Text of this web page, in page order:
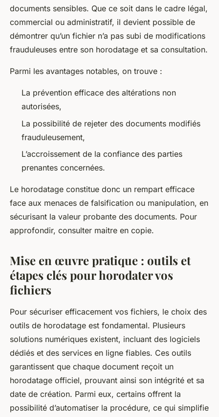
documents sensibles. Que ce soit dans le cadre légal,
commercial ou administratif, il devient possible de
démontrer qu’un fichier n’a pas subi de modifications
frauduleuses entre son horodatage et sa consultation.
Parmi les avantages notables, on trouve :
La prévention efficace des altérations non
autorisées,
La possibilité de rejeter des documents modifiés
frauduleusement,
L’accroissement de la confiance des parties
prenantes concernées.
Le horodatage constitue donc un rempart efficace
face aux menaces de falsification ou manipulation, en
sécurisant la valeur probante des documents. Pour
approfondir, consulter maitre en copie.
Mise en œuvre pratique : outils et
étapes clés pour horodater vos
fichiers
Pour sécuriser efficacement vos fichiers, le choix des
outils de horodatage est fondamental. Plusieurs
solutions numériques existent, incluant des logiciels
dédiés et des services en ligne fiables. Ces outils
garantissent que chaque document reçoit un
horodatage officiel, prouvant ainsi son intégrité et sa
date de création. Parmi eux, certains offrent la
possibilité d’automatiser la procédure, ce qui simplifie